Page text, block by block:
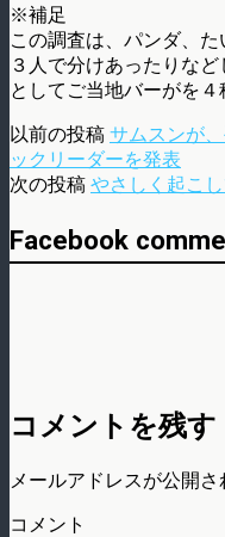
※補足
この調査は、パンダ、た
３人で分けあったりな
としてご当地バーがを４
以前の投稿 サムスンが
ックリーダーを発表
次の投稿 やさしく起こ
Facebook
コメントを残す
メールアドレスが公開さ
コメント